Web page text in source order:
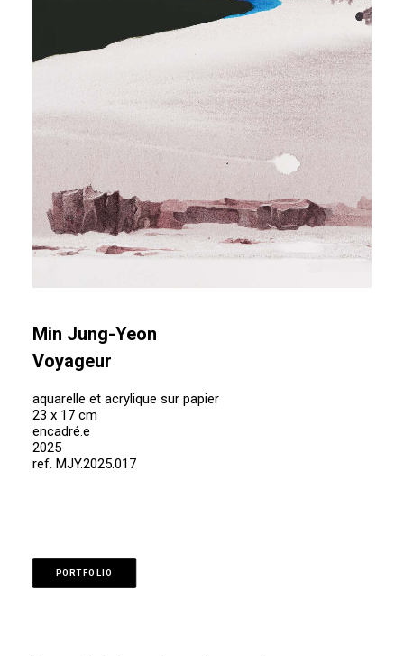
Min Jung-Yeon
Voyageur
aquarelle et acrylique sur papier
23 x 17 cm
encadré.e
2025
ref. MJY.2025.017
PORTFOLIO